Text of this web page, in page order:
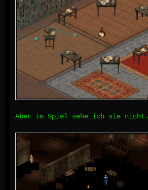
Aber im Spiel sehe ich sie nicht.